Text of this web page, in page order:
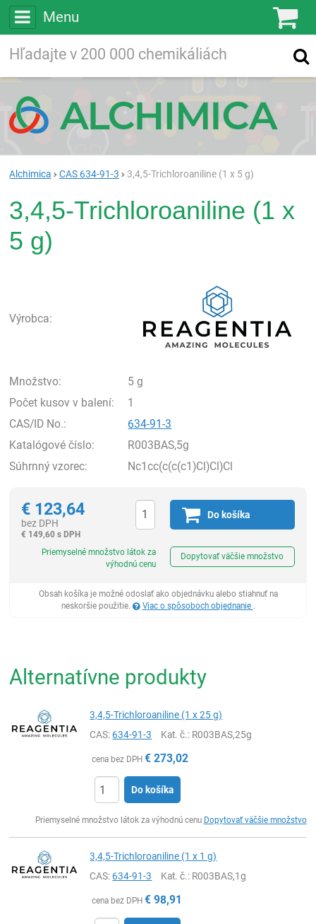
Menu
Vyhľadávanie
Alchimica CAS 634-91-3 3,4,5-Trichloroaniline (1 x 5 g)
3,4,5-Trichloroaniline (1 x
5 g)
Výrobca:
Množstvo:
5 g
Počet kusov v balení:
1
CAS/ID No.:
634-91-3
Katalógové číslo:
R003BAS,5g
Súhrnný vzorec:
Nc1cc(c(c(c1)Cl)Cl)Cl
€ 123,64
bez DPH
€ 149,60 s DPH
Do košíka
Priemyselné množstvo látok za
výhodnú cenu
Dopytovať väčšie množstvo
Obsah košíka je možné odoslať ako objednávku alebo stiahnuť na
neskoršie použitie.
Viac o spôsoboch objednanie .
Alternatívne produkty
3,4,5-Trichloroaniline (1 x 25 g)
CAS:634-91-3 Kat. č.: R003BAS,25g
cena bez DPH € 273,02
Do košíka
Priemyselné množstvo látok za výhodnú cenu Dopytovať väčšie množstvo
3,4,5-Trichloroaniline (1 x 1 g)
CAS:634-91-3 Kat. č.: R003BAS,1g
cena bez DPH € 98,91